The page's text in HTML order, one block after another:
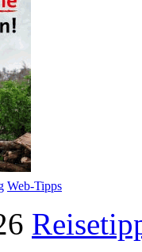
Web-Tipps